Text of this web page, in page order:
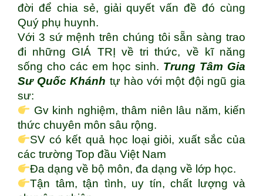
đời để chia sẻ, giải quyết vấn đề đó cùng
Quý phụ huynh.
Với 3 sứ mệnh trên chúng tôi sẵn sàng trao
đi những GIÁ TRỊ về tri thức, về kĩ năng
sống cho các em học sinh. Trung Tâm Gia
Sư Quốc Khánh tự hào với một đội ngũ gia
sư:
Gv kinh nghiệm, thâm niên lâu năm, kiến
thức chuyên môn sâu rộng.
SV có kết quả học loại giỏi, xuất sắc của
các trường Top đầu Việt Nam
Đa dạng về bộ môn, đa dạng về lớp học.
Tận tâm, tận tình, uy tín, chất lượng và